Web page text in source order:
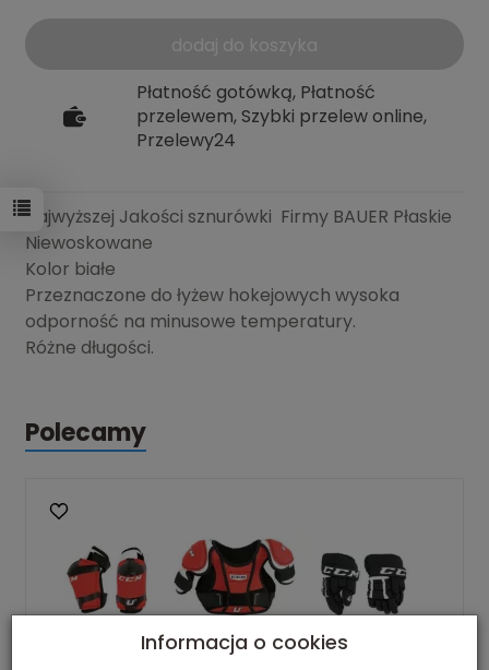
dodaj do koszyka
Płatność gotówką, Płatność
przelewem, Szybki przelew online,
Przelewy24
Najwyższej Jakości sznurówki Firmy BAUER Płaskie
Niewoskowane
Kolor białe
Przeznaczone do łyżew hokejowych wysoka
odporność na minusowe temperatury.
Różne długości.
Polecamy
Informacja o cookies